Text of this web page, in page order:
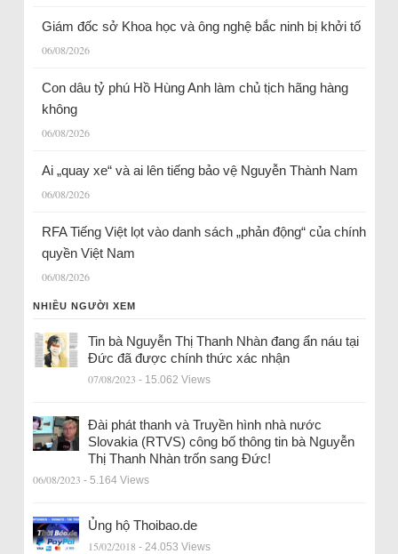
Giám đốc sở Khoa học và ông nghệ bắc ninh bị khởi tố
06/08/2026
Con dâu tỷ phú Hồ Hùng Anh làm chủ tịch hãng hàng
không
06/08/2026
Ai „quay xe“ và ai lên tiếng bảo vệ Nguyễn Thành Nam
06/08/2026
RFA Tiếng Việt lọt vào danh sách „phản động“ của chính
quyền Việt Nam
06/08/2026
NHIỀU NGƯỜI XEM
Tin bà Nguyễn Thị Thanh Nhàn đang ẩn náu tại
Đức đã được chính thức xác nhận
07/08/2023 - 15.062 Views
Đài phát thanh và Truyền hình nhà nước
Slovakia (RTVS) công bố thông tin bà Nguyễn
Thị Thanh Nhàn trốn sang Đức!
06/08/2023 - 5.164 Views
Ủng hộ Thoibao.de
15/02/2018 - 24.053 Views